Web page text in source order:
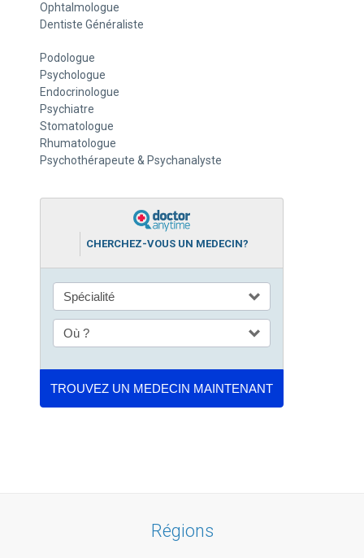
Ophtalmologue
Dentiste Généraliste
Podologue
Psychologue
Endocrinologue
Psychiatre
Stomatologue
Rhumatologue
Psychothérapeute & Psychanalyste
CHERCHEZ-VOUS UN MEDECIN?
Régions